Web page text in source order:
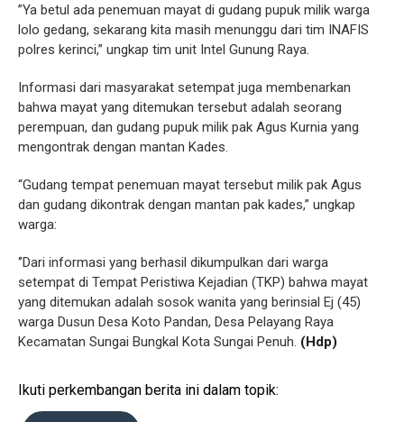
”Ya betul ada penemuan mayat di gudang pupuk milik warga
lolo gedang, sekarang kita masih menunggu dari tim INAFIS
polres kerinci,” ungkap tim unit Intel Gunung Raya.
Informasi dari masyarakat setempat juga membenarkan
bahwa mayat yang ditemukan tersebut adalah seorang
perempuan, dan gudang pupuk milik pak Agus Kurnia yang
mengontrak dengan mantan Kades.
“Gudang tempat penemuan mayat tersebut milik pak Agus
dan gudang dikontrak dengan mantan pak kades,” ungkap
warga:
‘’Dari informasi yang berhasil dikumpulkan dari warga
setempat di Tempat Peristiwa Kejadian (TKP) bahwa mayat
yang ditemukan adalah sosok wanita yang berinsial Ej (45)
warga Dusun Desa Koto Pandan, Desa Pelayang Raya
Kecamatan Sungai Bungkal Kota Sungai Penuh. (Hdp)
Ikuti perkembangan berita ini dalam topik: